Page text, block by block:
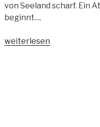
von Seeland scharf. Ein
beginnt….
„Seeland“
weiterlesen